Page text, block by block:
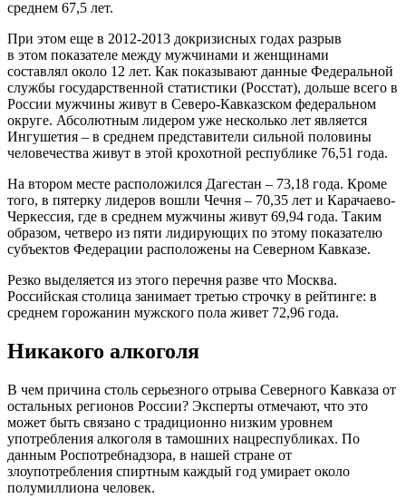
среднем 67,5 лет.
При этом еще в 2012-2013 докризисных годах разрыв
в этом показателе между мужчинами и женщинами
составлял около 12 лет. Как показывают данные Федеральной
службы государственной статистики (Росстат), дольше всего в
России мужчины живут в Северо-Кавказском федеральном
округе. Абсолютным лидером уже несколько лет является
Ингушетия – в среднем представители сильной половины
человечества живут в этой крохотной республике 76,51 года.
На втором месте расположился Дагестан – 73,18 года. Кроме
того, в пятерку лидеров вошли Чечня – 70,35 лет и Карачаево-
Черкессия, где в среднем мужчины живут 69,94 года. Таким
образом, четверо из пяти лидирующих по этому показателю
субъектов Федерации расположены на Северном Кавказе.
Резко выделяется из этого перечня разве что Москва.
Российская столица занимает третью строчку в рейтинге: в
среднем горожанин мужского пола живет 72,96 года.
Никакого алкоголя
В чем причина столь серьезного отрыва Северного Кавказа от
остальных регионов России? Эксперты отмечают, что это
может быть связано с традиционно низким уровнем
употребления алкоголя в тамошних нацреспубликах. По
данным Роспотребнадзора, в нашей стране от
злоупотребления спиртным каждый год умирает около
полумиллиона человек.